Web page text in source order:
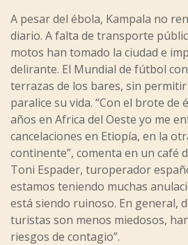
A pesar del ébola, Kampala no
diario. A falta de transporte
motos han tomado la ciudad e
delirante. El Mundial de fútbol
terrazas de los bares, sin
paralice su vida. “Con el brote de
años en Africa del Oeste yo me
cancelaciones en Etiopía, en la
continente”, comenta en un café
Toni Espader, turoperador
estamos teniendo muchas
está siendo ruinoso. En general,
turistas son menos miedosos,
riesgos de contagio”.